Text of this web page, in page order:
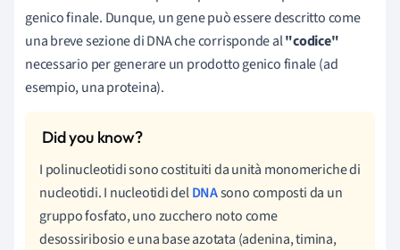
genico finale. Dunque, un gene può essere descritto come
una breve sezione di DNA che corrisponde al"codice"
necessario per generare un prodotto genico finale (ad
esempio, una proteina).
I polinucleotidi sono costituiti da unità monomeriche di
nucleotidi. I nucleotidi delDNAsono composti da un
gruppo fosfato, uno zucchero noto come
desossiribosio e una base azotata (adenina, timina,